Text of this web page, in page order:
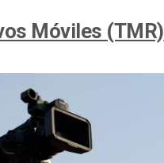
Móviles (TMR)